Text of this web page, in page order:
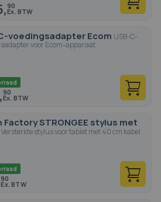
90
voedingsadapter Ecom USB-C-
voor Ecom-apparaat
90
Factory STRONGEE stylus met
Versterkte stylus voor tablet met 40 cm kabel
90